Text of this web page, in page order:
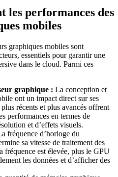
les performances des
mobiles
graphiques mobiles sont
essentiels pour garantir une
dans le cloud. Parmi ces
graphique : La conception et
ont un impact direct sur ses
récents et plus avancés offrent
performances en termes de
et d’effets visuels.
fréquence d’horloge du
sa vitesse de traitement des
fréquence est élevée, plus le GPU
les données et d’afficher des